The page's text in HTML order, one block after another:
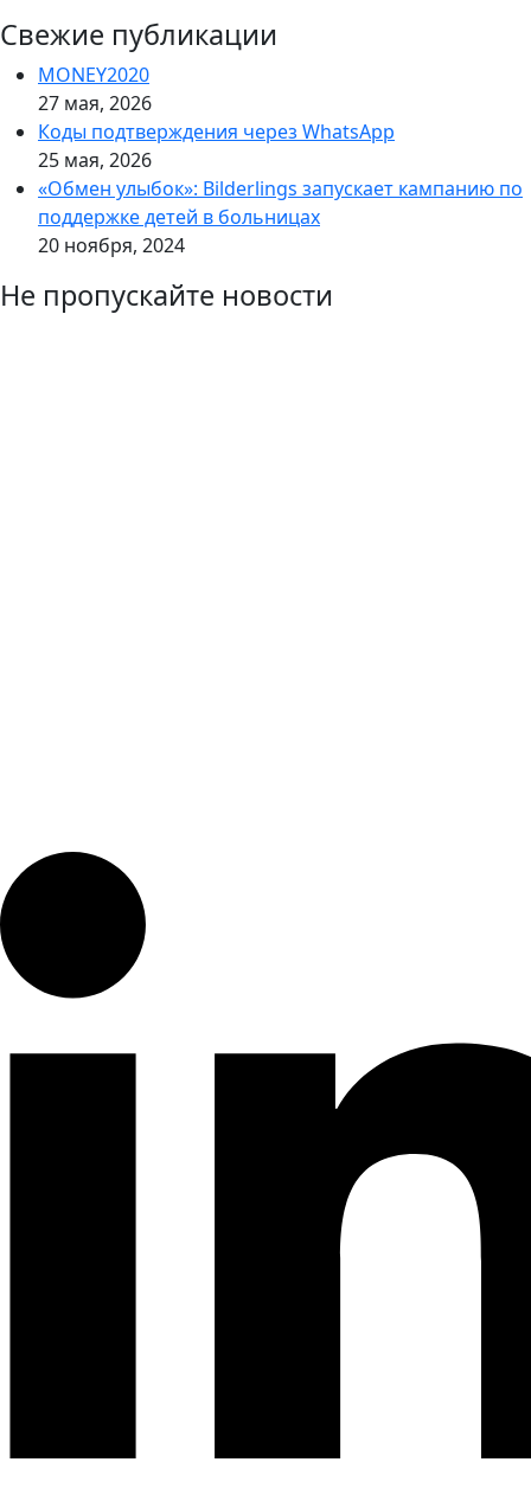
Свежие публикации
MONEY2020
27 мая, 2026
Коды подтверждения через WhatsApp
25 мая, 2026
«Обмен улыбок»: Bilderlings запускает кампанию по
поддержке детей в больницах
20 ноября, 2024
Не пропускайте новости